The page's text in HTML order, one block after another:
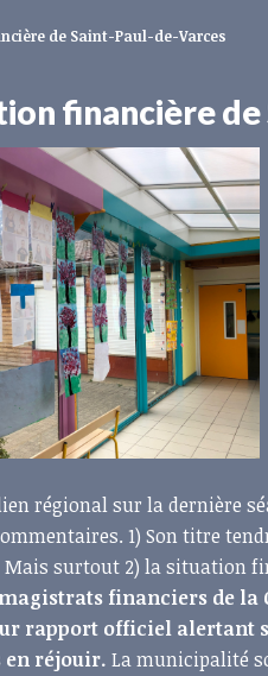
de Saint-Paul-de-Varces
financière
régional sur la dernière
1) Son titre
surtout 2) la situation
financiers de la
rapport officiel alertant
en réjouir. La municipalité